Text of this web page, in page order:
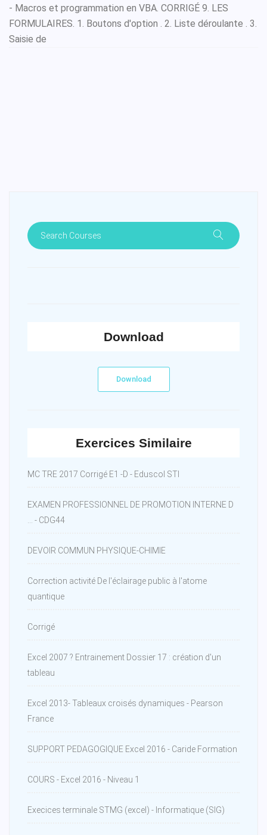
- Macros et programmation en VBA. CORRIGÉ 9. LES
FORMULAIRES. 1. Boutons d'option . 2. Liste déroulante . 3.
Saisie de
Download
Download
Exercices Similaire
MC TRE 2017 Corrigé E1 -D - Eduscol STI
EXAMEN PROFESSIONNEL DE PROMOTION INTERNE D
... - CDG44
DEVOIR COMMUN PHYSIQUE-CHIMIE
Correction activité De l'éclairage public à l'atome
quantique
Corrigé
Excel 2007 ? Entrainement Dossier 17 : création d'un
tableau
Excel 2013- Tableaux croisés dynamiques - Pearson
France
SUPPORT PEDAGOGIQUE Excel 2016 - Caride Formation
COURS - Excel 2016 - Niveau 1
Execices terminale STMG (excel) - Informatique (SIG)